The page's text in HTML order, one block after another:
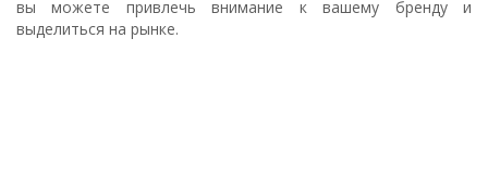
вы можете привлечь внимание к вашему бренду и
выделиться на рынке.